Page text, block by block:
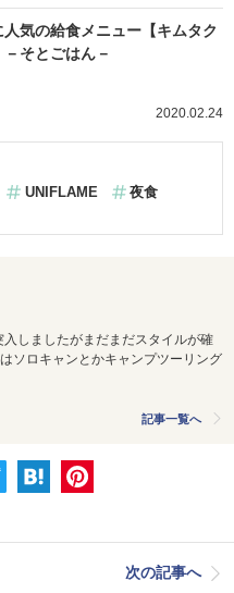
人気の給食メニュー【キムタク
そとごはん－
2020.02.24
UNIFLAME
夜食
しましたがまだまだスタイルが確
ソロキャンとかキャンプツーリング
記事一覧へ
次の記事へ